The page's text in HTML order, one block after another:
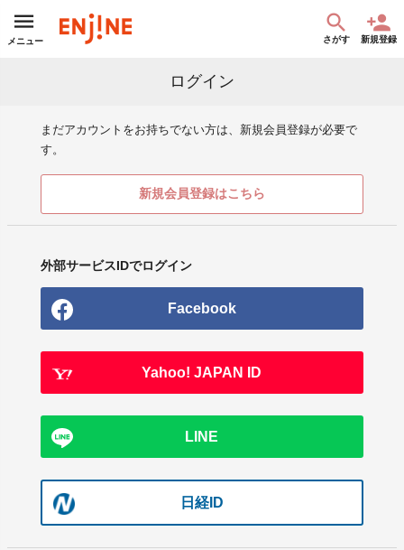
メニュー さがす 新規登録
ログイン
まだアカウントをお持ちでない方は、新規会員登録が必要で
す。
新規会員登録はこちら
外部サービスIDでログイン
Facebook
Yahoo! JAPAN ID
LINE
日経ID